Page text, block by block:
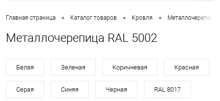
Главная страница • Каталог товаров • Кровля • Металлочерепица
Металлочерепица RAL 5002
Белая Зеленая Коричневая Красная
Серая Синяя Черная RAL 8017